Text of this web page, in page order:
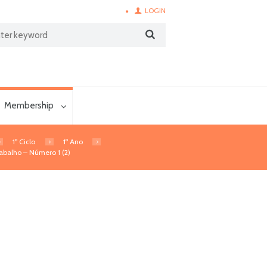
LOGIN
Membership
1º Ciclo
1º Ano
– Número 1 (2)